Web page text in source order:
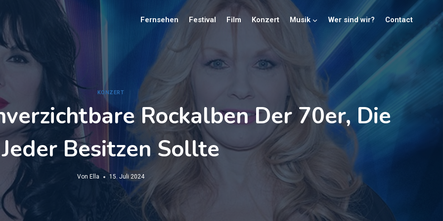
Fernsehen Festival Film Konzert Musik Wer sind wir? Contact
KONZERT
Rockalben Der 70er, Die
Jeder Besitzen Sollte
Von Ella 15. Juli 2024